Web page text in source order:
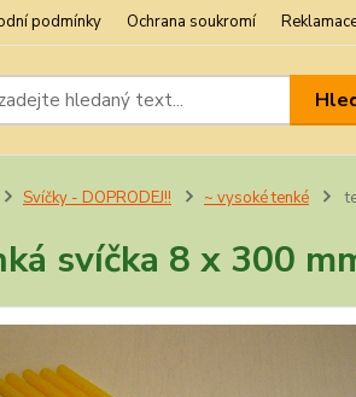
podmínky Ochrana soukromí
Svíčky - DOPRODEJ!! ~ vysoké tenké
svíčka 8 x 300